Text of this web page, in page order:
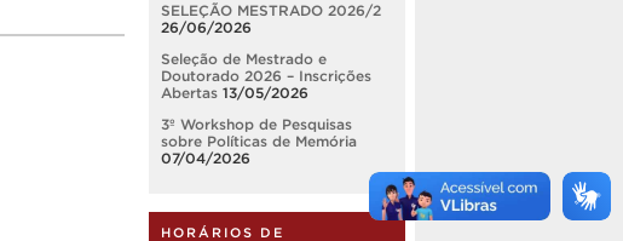
SELEÇÃO MESTRADO 2026/2
26/06/2026
Seleção de Mestrado e
Doutorado 2026 – Inscrições
Abertas 13/05/2026
3º Workshop de Pesquisas
sobre Políticas de Memória
07/04/2026
HORÁRIOS DE